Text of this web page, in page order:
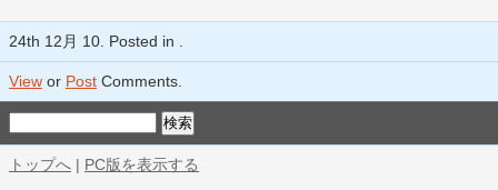
24th 12月 10. Posted in .
View or Post Comments.
トップへ | PC版を表示する